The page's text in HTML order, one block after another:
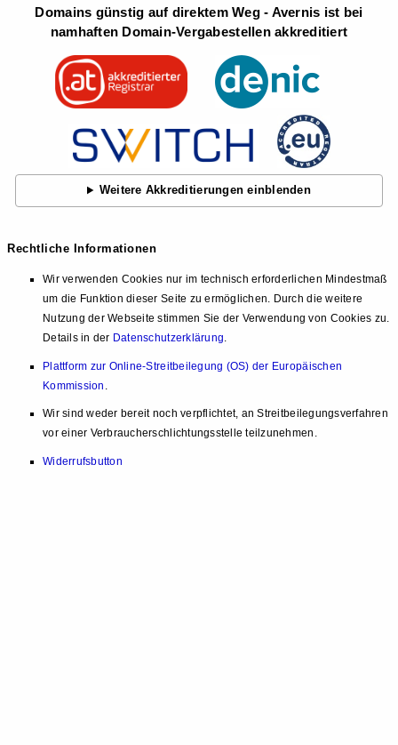
Domains günstig auf direktem Weg - Avernis ist bei
namhaften Domain-Vergabestellen akkreditiert
Weitere Akkreditierungen einblenden
Rechtliche Informationen
Wir verwenden Cookies nur im technisch erforderlichen Mindestmaß
um die Funktion dieser Seite zu ermöglichen. Durch die weitere
Nutzung der Webseite stimmen Sie der Verwendung von Cookies zu.
Details in der Datenschutzerklärung.
Plattform zur Online-Streitbeilegung (OS) der Europäischen
Kommission
Wir sind weder bereit noch verpflichtet, an Streitbeilegungsverfahren
vor einer Verbraucherschlichtungsstelle teilzunehmen.
Widerrufsbutton